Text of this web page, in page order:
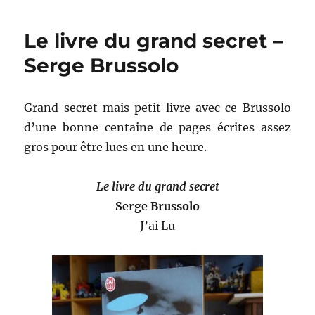
Clément
Le livre du grand secret –
Serge Brussolo
Grand secret mais petit livre avec ce Brussolo
d’une bonne centaine de pages écrites assez
gros pour être lues en une heure.
Le livre du grand secret
Serge Brussolo
J’ai Lu